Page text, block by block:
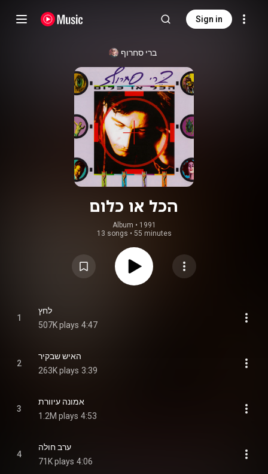
Sign in
ברי סחרוף
הכל או כלום
Album • 1991
13 songs • 55 minutes
1
לחץ
507K plays 4:47
2
האיש שבקיר
263K plays 3:39
3
אמונה עיוורת
1.2M plays 4:53
4
ערב חולה
71K plays 4:06